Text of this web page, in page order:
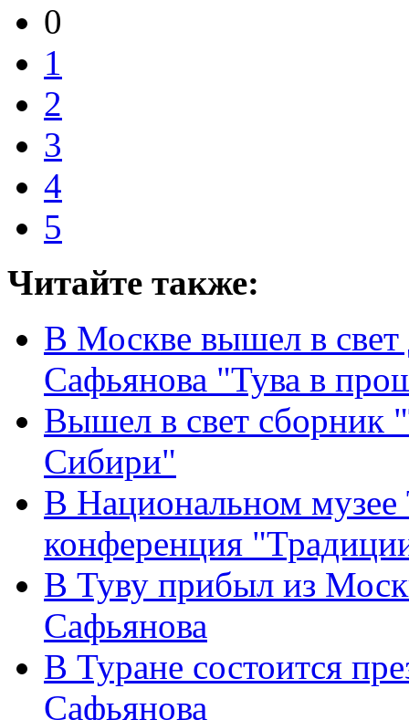
0
1
2
3
4
5
Читайте также:
В Москве вышел в свет
Сафьянова "Тува в
Вышел в свет сборник
Сибири"
В Национальном музее
конференция
В Туву прибыл из
Сафьянова
В Туране состоится
Сафьянова